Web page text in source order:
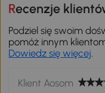
Recenzje
Podziel się swoim
pomóż innym
Dowiedz się więcej.
Klient Aosom